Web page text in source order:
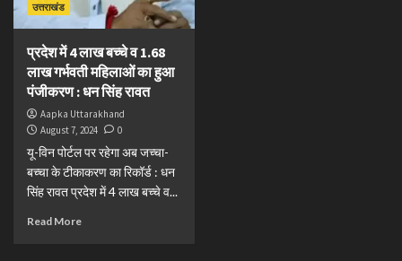
उत्तराखंड
प्रदेश में 4 लाख बच्चे व 1.68
लाख गर्भवती महिलाओं का हुआ
पंजीकरण : धन सिंह रावत
Aapka Uttarakhand
August 7, 2024
0
यू-विन पोर्टल पर रहेगा अब जच्चा-
बच्चा के टीकाकरण का रिकॉर्ड : धन
सिंह रावत प्रदेश में 4 लाख बच्चे व...
Read More